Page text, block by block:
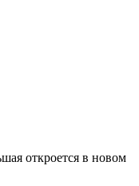
откроется в новом